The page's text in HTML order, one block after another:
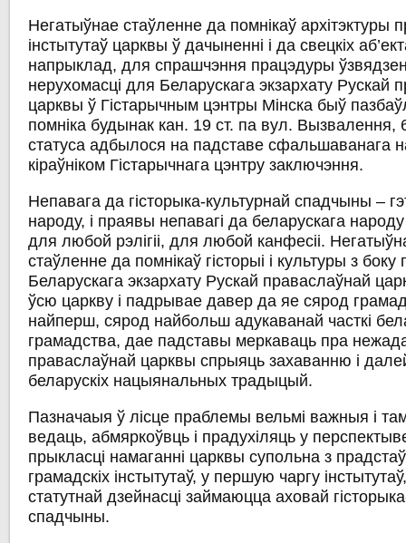
Негатыўнае стаўленне да помнікаў архітэктуры
інстытутаў царквы ў дачыненні і да свецкіх
напрыклад, для спрашчэння працэдуры
нерухомасці для Беларускага экзархату Рускай
царквы ў Гістарычным цэнтры Мінска быў
помніка будынак кан. 19 ст. па вул. Вызвалення,
статуса адбылося на падставе сфальшаванага
кіраўніком Гістарычнага цэнтру заключэння.
Непавага да гісторыка-культурнай спадчыны –
народу, і праявы непавагі да беларускага
для любой рэлігіі, для любой канфесіі.
стаўленне да помнікаў гісторыі і культуры з боку
Беларускага экзархату Рускай праваслаўнай
ўсю царкву і падрывае давер да яе сярод
найперш, сярод найбольш адукаванай часткі
грамадства, дае падставы меркаваць пра
праваслаўнай царквы спрыяць захаванню і
беларускіх нацыянальных традыцый.
Пазначаыя ў лісце праблемы вельмі важныя і
ведаць, абмяркоўвць і прадухіляць у
прыкласці намаганні царквы супольна з
грамадскіх інстытутаў, у першую чаргу
статутнай дзейнасці займаюцца аховай
спадчыны.